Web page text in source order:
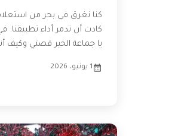
كادت أن تدمر أداء تطبيقنا.
يا جماعة الخير قصتي وكيف
1 يونيو، 2026